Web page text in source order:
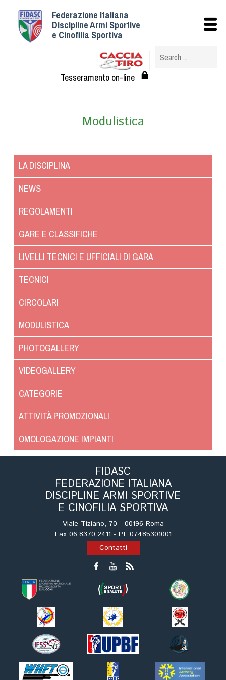
Federazione Italiana
Discipline Armi Sportive
e Cinofilia Sportiva
Tesseramento on-line
Modulistica
LA DISCIPLINA
NEWS
REGOLAMENTI
GARE E CLASSIFICHE
LIVELLI TECNICI E UFFICIALI DI GARA
TECNICI
CIRCOLARI
MODULISTICA
PHOTOGALLERY
VIDEOGALLERY
CATEGORIE
ATTIVITÀ PROMOZIONALI
OMOLOGAZIONE IMPIANTI
FIDASC
FEDERAZIONE ITALIANA
DISCIPLINE ARMI SPORTIVE
E CINOFILIA SPORTIVA
Viale Tiziano, 70 - 00196 Roma
Fax 06.8370.2411 - P.I. 07485301001
Contatti
Istituzionale
Struttura
Albo Veterinari federali
Statuto e Regolamenti
Società
Referenti e gruppi di lavoro regionali
Scuole Federali
Direttori di Gara
Organi di Giustizia - Dispositivi
Guida Locandine Ufficiali
Tiro di Campagna
English e Training Sporting
Tiro con l'arco da caccia
Paintball
Softair
Cinofilia Sportiva
Agility
DiscDog
Dog Balance
Dog Trail